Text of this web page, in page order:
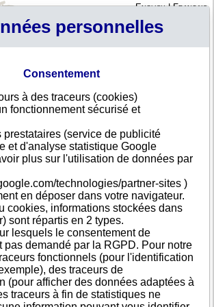
English|Français
Votre panier est vide
>San Ramón de la Nueva Orán
GUADALUPE DEL ROSARIO,
Nueva...
115
de la Nueva Orán- 4530
unique
disponibles
personnelles
Consentement
à des traceurs (cookies)
fonctionnement sécurisé et
prestataires (service de publicité
et d'analyse statistique Google
plus sur l'utilisation de données par
technologies/partner-sites )
en déposer dans votre navigateur.
cookies, informations stockées dans
sont répartis en 2 types.
lesquels le consentement de
pas demandé par la RGPD. Pour notre
fonctionnels (pour l'identification
des traceurs de
(pour afficher des données adaptées à
traceurs à fin de statistiques ne